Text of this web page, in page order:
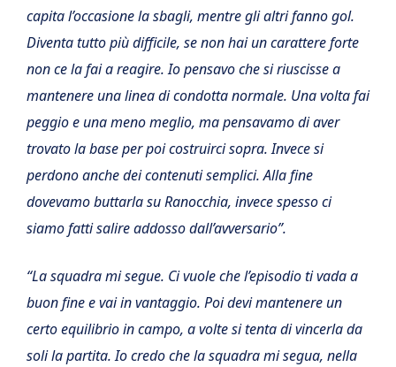
capita l’occasione la sbagli, mentre gli altri fanno gol.
Diventa tutto più difficile, se non hai un carattere forte
non ce la fai a reagire.Io pensavo che si riuscisse a
mantenere una linea di condotta normale. Una volta fai
peggio e una meno meglio, ma pensavamo di aver
trovato la base per poi costruirci sopra. Invece si
perdono anche dei contenuti semplici. Alla fine
dovevamo buttarla su Ranocchia, invece spesso ci
siamo fatti salire addosso dall’avversario”.
“La squadra mi segue. Ci vuole che l’episodio ti vada a
buon fine e vai in vantaggio. Poi devi mantenere un
certo equilibrio in campo, a volte si tenta di vincerla da
soli la partita. Io credo che la squadra mi segua, nella